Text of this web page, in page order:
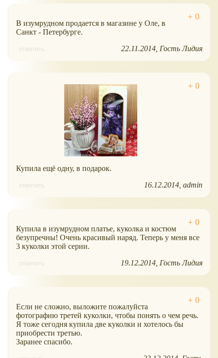
В изумрудном продается в магазине у Оле, в
Санкт - Петербурге.
ответить 22.11.2014 Гость Лидия
Купила ещё одну, в подарок.
ответить 16.12.2014 admin
Купила в изумрудном платье, куколка и костюм
безупречны! Очень красивый наряд. Теперь у меня все
3 куколки этой серии.
ответить 19.12.2014 Гость Лидия
Если не сложно, выложите пожалуйста
фотографию третей куколки, чтобы понять о чем речь.
Я тоже сегодня купила две куколки и хотелось бы
приобрести третью.
Заранее спасибо.